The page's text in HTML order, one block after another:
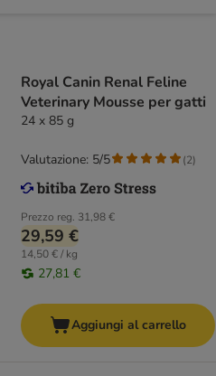
Royal Canin Renal Feline
Veterinary Mousse per gatti
24 x 85 g
Prezzo reg. 31,98 €
29,59 €
14,50 € / kg
27,81 €
Valutazione: 5/5 (2)
Aggiungi al carrello